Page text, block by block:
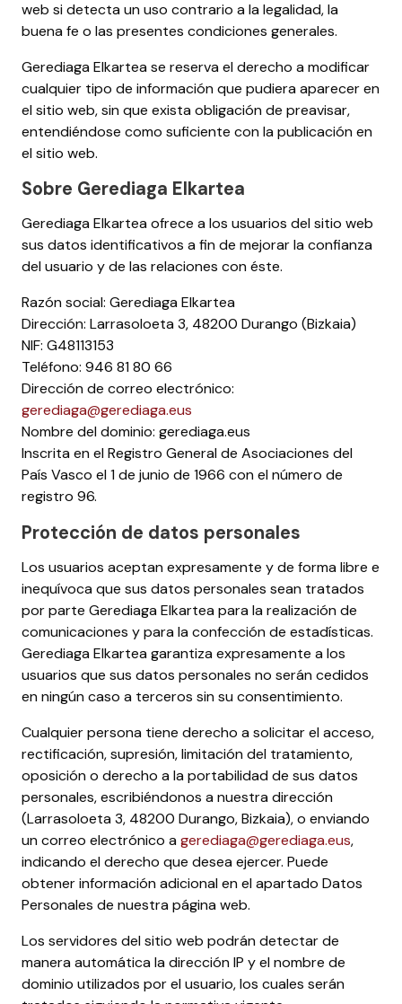
web si detecta un uso contrario a la legalidad, la
buena fe o las presentes condiciones generales.
Gerediaga Elkartea se reserva el derecho a modificar
cualquier tipo de información que pudiera aparecer en
el sitio web, sin que exista obligación de preavisar,
entendiéndose como suficiente con la publicación en
el sitio web.
Sobre Gerediaga Elkartea
Gerediaga Elkartea ofrece a los usuarios del sitio web
sus datos identificativos a fin de mejorar la confianza
del usuario y de las relaciones con éste.
Razón social: Gerediaga Elkartea
Dirección: Larrasoloeta 3, 48200 Durango (Bizkaia)
NIF: G48113153
Teléfono: 946 81 80 66
Dirección de correo electrónico:
gerediaga@gerediaga.eus
Nombre del dominio: gerediaga.eus
Inscrita en el Registro General de Asociaciones del
País Vasco el 1 de junio de 1966 con el número de
registro 96.
Protección de datos personales
Los usuarios aceptan expresamente y de forma libre e
inequívoca que sus datos personales sean tratados
por parte Gerediaga Elkartea para la realización de
comunicaciones y para la confección de estadísticas.
Gerediaga Elkartea garantiza expresamente a los
usuarios que sus datos personales no serán cedidos
en ningún caso a terceros sin su consentimiento.
Cualquier persona tiene derecho a solicitar el acceso,
rectificación, supresión, limitación del tratamiento,
oposición o derecho a la portabilidad de sus datos
personales, escribiéndonos a nuestra dirección
(Larrasoloeta 3, 48200 Durango, Bizkaia), o enviando
un correo electrónico agerediaga@gerediaga.eus,
indicando el derecho que desea ejercer. Puede
obtener información adicional en el apartado Datos
Personales de nuestra página web.
Los servidores del sitio web podrán detectar de
manera automática la dirección IP y el nombre de
dominio utilizados por el usuario, los cuales serán